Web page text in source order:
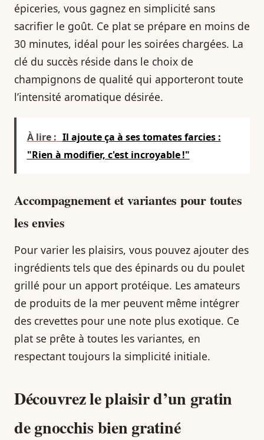
épiceries, vous gagnez en simplicité sans
sacrifier le goût. Ce plat se prépare en moins de
30 minutes, idéal pour les soirées chargées. La
clé du succès réside dans le choix de
champignons de qualité qui apporteront toute
l’intensité aromatique désirée.
À lire : Il ajoute ça à ses tomates farcies :
"Rien à modifier, c'est incroyable !"
Accompagnement et variantes pour toutes
les envies
Pour varier les plaisirs, vous pouvez ajouter des
ingrédients tels que des épinards ou du poulet
grillé pour un apport protéique. Les amateurs
de produits de la mer peuvent même intégrer
des crevettes pour une note plus exotique. Ce
plat se prête à toutes les variantes, en
respectant toujours la simplicité initiale.
Découvrez le plaisir d’un gratin
de gnocchis bien gratiné